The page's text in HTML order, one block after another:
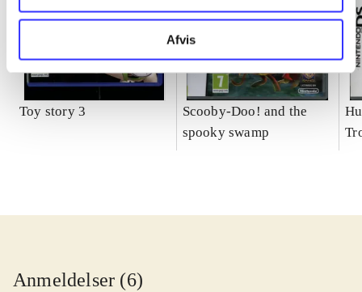
Afvis
Toy story 3
Scooby-Doo! and the
spooky swamp
Anmeldelser (6)